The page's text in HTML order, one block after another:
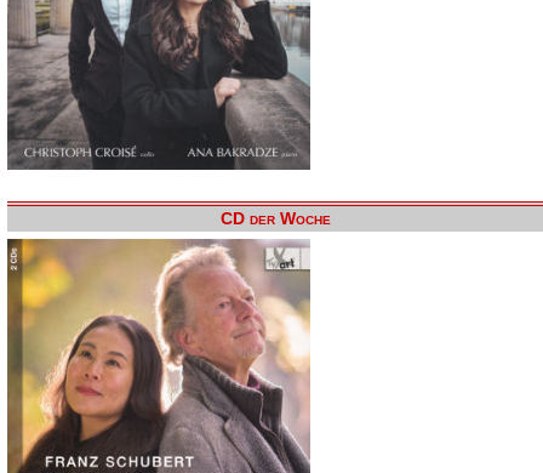
CD der Woche